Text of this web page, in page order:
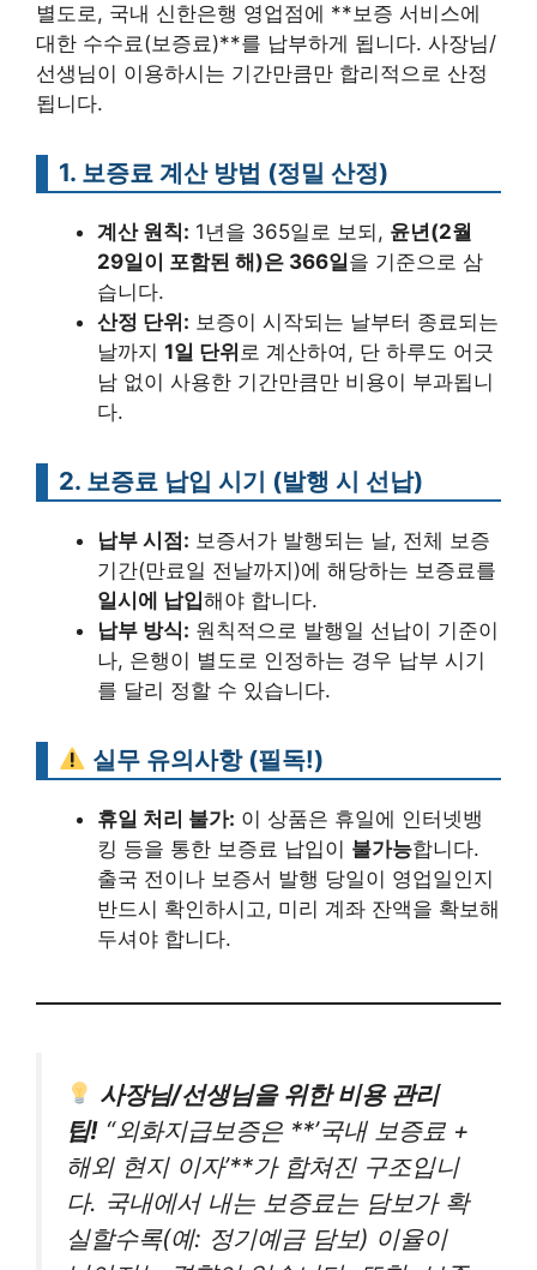
별도로, 국내 신한은행 영업점에 **보증 서비스에
대한 수수료(보증료)**를 납부하게 됩니다. 사장님/
선생님이 이용하시는 기간만큼만 합리적으로 산정
됩니다.
1. 보증료 계산 방법 (정밀 산정)
계산 원칙: 1년을 365일로 보되, 윤년(2월
29일이 포함된 해)은 366일을 기준으로 삼
습니다.
산정 단위: 보증이 시작되는 날부터 종료되는
날까지 1일 단위 로 계산하여, 단 하루도 어긋
남 없이 사용한 기간만큼만 비용이 부과됩니
다.
2. 보증료 납입 시기 (발행 시 선납)
납부 시점: 보증서가 발행되는 날, 전체 보증
기간(만료일 전날까지)에 해당하는 보증료를
일시에 납입해야 합니다.
납부 방식: 원칙적으로 발행일 선납이 기준이
나, 은행이 별도로 인정하는 경우 납부 시기
를 달리 정할 수 있습니다.
실무 유의사항 (필독!)
휴일 처리 불가: 이 상품은 휴일에 인터넷뱅
킹 등을 통한 보증료 납입이 불가능합니다.
출국 전이나 보증서 발행 당일이 영업일인지
반드시 확인하시고, 미리 계좌 잔액을 확보해
두셔야 합니다.
사장님/선생님을 위한 비용 관리
팁! “외화지급보증은 **’국내 보증료 +
해외 현지 이자’**가 합쳐진 구조입니
다. 국내에서 내는 보증료는 담보가 확
실할수록(예: 정기예금 담보) 이율이